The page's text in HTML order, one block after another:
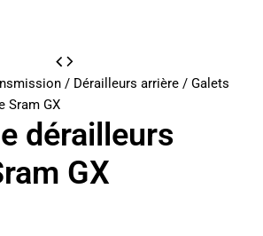
/ Dérailleurs arrière / Galets
Sram GX
dérailleurs
GX